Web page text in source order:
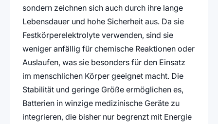
sondern zeichnen sich auch durch ihre lange
Lebensdauer und hohe Sicherheit aus. Da sie
Festkörperelektrolyte verwenden, sind sie
weniger anfällig für chemische Reaktionen oder
Auslaufen, was sie besonders für den Einsatz
im menschlichen Körper geeignet macht. Die
Stabilität und geringe Größe ermöglichen es,
Batterien in winzige medizinische Geräte zu
integrieren, die bisher nur begrenzt mit Energie